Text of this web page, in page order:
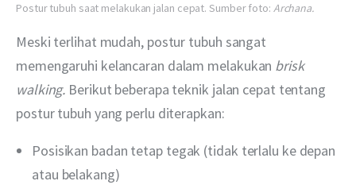
Postur tubuh saat melakukan jalan cepat. Sumber foto: Archana.
Meski terlihat mudah, postur tubuh sangat
memengaruhi kelancaran dalam melakukan brisk
walking. Berikut beberapa teknik jalan cepat tentang
postur tubuh yang perlu diterapkan:
Posisikan badan tetap tegak (tidak terlalu ke depan
atau belakang)